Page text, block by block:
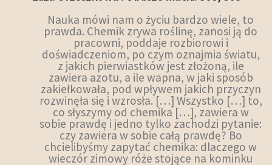
Nauka mówi nam o życiu bardzo wiele, to
prawda. Chemik zrywa roślinę, zanosi ją do
pracowni, poddaje rozbiorowi i
doświadczeniom, po czym oznajmia światu,
z jakich pierwiastków jest złożoną, ile
zawiera azotu, a ile wapna, w jaki sposób
zakiełkowała, pod wpływem jakich przyczyn
rozwinęła się i wzrosła. […] Wszystko […] to,
co słyszymy od chemika […], zawiera w
sobie prawdę i jedno tylko zachodzi pytanie:
czy zawiera w sobie całą prawdę? Bo
chcielibyśmy zapytać chemika: dlaczego w
wieczór zimowy róże stojące na kominku